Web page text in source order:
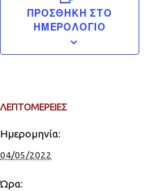
ΠΡΟΣΘΉΚΗ ΣΤΟ
ΗΜΕΡΟΛΌΓΙΟ
ΛΕΠΤΟΜΈΡΕΙΕΣ
Ημερομηνία:
04/05/2022
Ώρα: